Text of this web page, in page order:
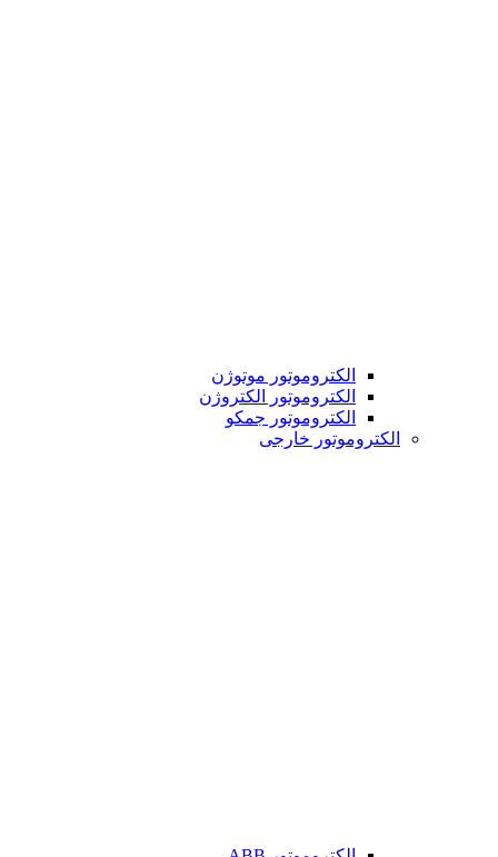
الکتروموتور موتوژن
الکتروموتور الکتروژن
الکتروموتور جمکو
الکتروموتور خارجی